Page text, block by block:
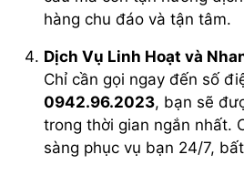
hàng chu đáo và tận tâm.
Dịch Vụ Linh Hoạt và
Chỉ cần gọi ngay đến số
0942.96.2023, bạn sẽ
trong thời gian ngắn nhất.
sàng phục vụ bạn 24/7,